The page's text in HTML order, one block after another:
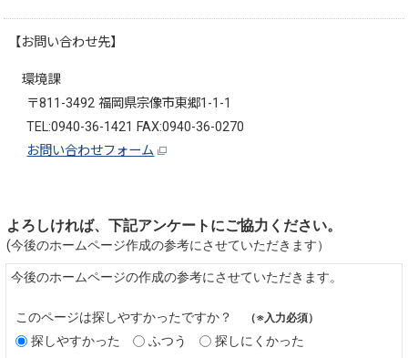
【お問い合わせ先】
環境課
〒811-3492 福岡県宗像市東郷1-1-1
TEL:0940-36-1421 FAX:0940-36-0270
お問い合わせフォーム